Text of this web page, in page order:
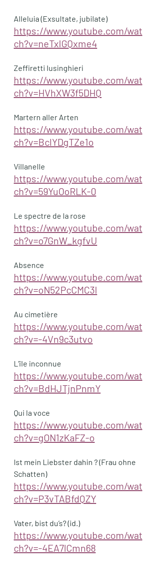
Alleluia (Exsultate, jubilate)
https://www.youtube.com/wat
ch?v=neTxlGQxme4
Zeffiretti lusinghieri
https://www.youtube.com/wat
ch?v=HVhXW3f5DHQ
Martern aller Arten
https://www.youtube.com/wat
ch?v=BclYDgTZe1o
Villanelle
https://www.youtube.com/wat
ch?v=59YuOoRLK-0
Le spectre de la rose
https://www.youtube.com/wat
ch?v=o7GnW_kgfvU
Absence
https://www.youtube.com/wat
ch?v=oN52PcCMC3I
Au cimetière
https://www.youtube.com/wat
ch?v=-4Vn9c3utvo
L’île inconnue
https://www.youtube.com/wat
ch?v=BdHJTjnPnmY
Qui la voce
https://www.youtube.com/wat
ch?v=gON1zKaFZ-o
Ist mein Liebster dahin ? (Frau ohne
Schatten)
https://www.youtube.com/wat
ch?v=P3vTABfdQZY
Vater, bist du’s? (id.)
https://www.youtube.com/wat
ch?v=-4EA7ICmn68